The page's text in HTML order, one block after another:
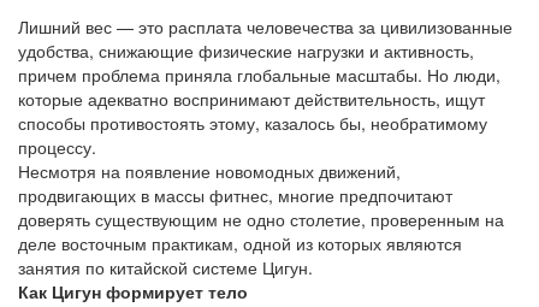
Лишний вес — это расплата человечества за цивилизованные
удобства, снижающие физические нагрузки и активность,
причем проблема приняла глобальные масштабы. Но люди,
которые адекватно воспринимают действительность, ищут
способы противостоять этому, казалось бы, необратимому
процессу.
Несмотря на появление новомодных движений,
продвигающих в массы фитнес, многие предпочитают
доверять существующим не одно столетие, проверенным на
деле восточным практикам, одной из которых являются
занятия по китайской системе Цигун.
Как Цигун формирует тело